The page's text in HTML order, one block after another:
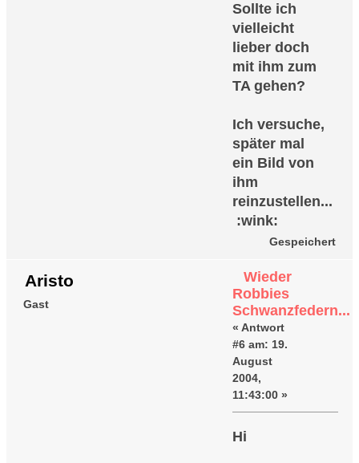
Sollte ich
vielleicht
lieber doch
mit ihm zum
TA gehen?
Ich versuche,
später mal
ein Bild von
ihm
reinzustellen...
:wink:
Gespeichert
Aristo
Gast
Wieder
Robbies
Schwanzfedern...
« Antwort
#6 am: 19.
August
2004,
11:43:00 »
Hi